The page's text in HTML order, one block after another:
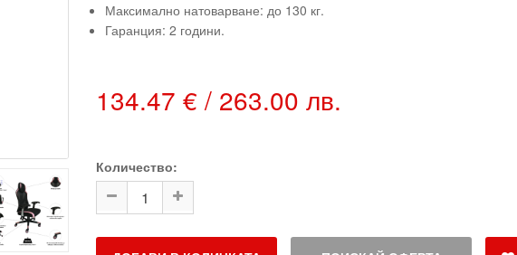
Максимално натоварване: до 130 кг.
Гаранция: 2 години.
134.47 € / 263.00 лв.
Количество: